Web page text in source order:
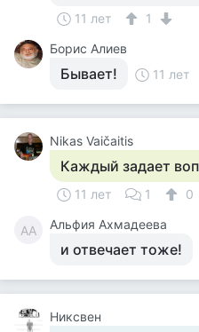
11 лет
1
Борис Алиев
Бывает! 11 лет
Nikas Vaičaitis
Каждый задает
11 лет 1 0
АА Альфия Ахмадеева
и отвечает тоже!
Никсвен